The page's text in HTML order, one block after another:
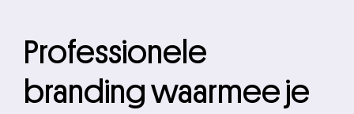
Professionele
branding waarmee je